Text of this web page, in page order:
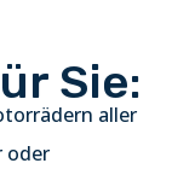
Sie:
aller
oder